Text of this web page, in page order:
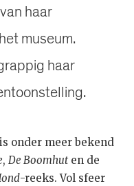
haar
museum.
haar
onder meer bekend
, De Boomhuten de
-reeks. Vol sfeer